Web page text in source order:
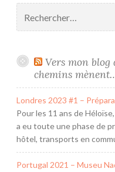
Vers mon blog
chemins
Londres 2023 #1 –
Pour les 11 ans de
a eu toute une phase de
hôtel, transports en
Portugal 2021 – Museu